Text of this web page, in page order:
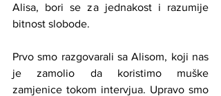
Alisa, bori se za jednakost i razumije
bitnost slobode.
Prvo smo razgovarali sa Alisom, koji nas
je zamolio da koristimo muške
zamjenice tokom intervjua. Upravo smo